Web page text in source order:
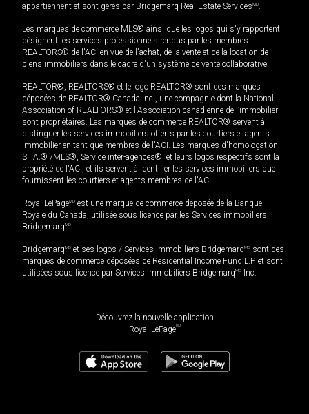
appartiennent et sont gérés par Bridgemarq Real Estate ServicesMD.
Les marques de commerce MLS® ainsi que les logos qui s'y rapportent
désignent les services professionnels rendus par les membres
REALTORS® de l'ACI en vue de l'achat, de la vente et de la location de
biens immobiliers dans le cadre d'un système de vente collaborative.
REALTOR®, REALTORS® et le logo REALTOR® sont des marques
déposées de REALTOR® Canada Inc., une compagnie dont la National
Association of REALTORS® et l'Association canadienne de l’immobilier
sont propriétaires. Les marques de commerce REALTOR® servent à
distinguer les services immobiliers offerts par les courtiers et agents
immobilier en tant que membres de l'ACI. Les marques d'homologation
S.I.A.® /MLS®, Service inter-agences®, et leurs logos respectifs sont la
propriété de l'ACI, et ils servent à identifier les services immobiliers que
fournissent les courtiers et agents membres de l'ACI.
Royal LePageMD est une marque de commerce déposée de la Banque
Royale du Canada, utilisée sous licence par les Services immobiliers
BridgemarqMD.
BridgemarqMD et ses logos / Services immobiliers BridgemarqMD sont des
marques de commerce déposées de Residential Income Fund L.P. et sont
utilisées sous licence par Services immobiliers BridgemarqMD Inc.
Découvrez la nouvelle application
Royal LePageMD